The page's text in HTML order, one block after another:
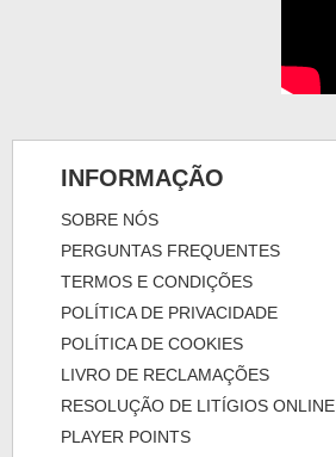
INFORMAÇÃO
SOBRE NÓS
PERGUNTAS FREQUENTES
TERMOS E CONDIÇÕES
POLÍTICA DE PRIVACIDADE
POLÍTICA DE COOKIES
LIVRO DE RECLAMAÇÕES
RESOLUÇÃO DE LITÍGIOS ONLINE
PLAYER POINTS